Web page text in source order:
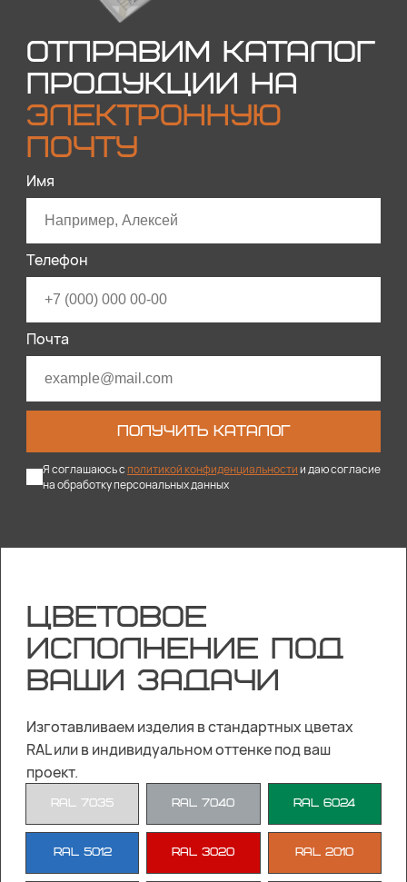
ОТПРАВИМ КАТАЛОГ
ПРОДУКЦИИ НА
ЭЛЕКТРОННУЮ
ПОЧТУ
Имя
Телефон
Почта
ПОЛУЧИТЬ КАТАЛОГ
Я соглашаюсь сполитикой конфиденциальностии даю согласие
на обработку персональных данных
ЦВЕТОВОЕ
ИСПОЛНЕНИЕ ПОД
ВАШИ ЗАДАЧИ
Изготавливаем изделия в стандартных цветах
RAL или в индивидуальном оттенке под ваш
проект.
RAL 7035 RAL 7040 RAL 6024
RAL 5012 RAL 3020 RAL 2010